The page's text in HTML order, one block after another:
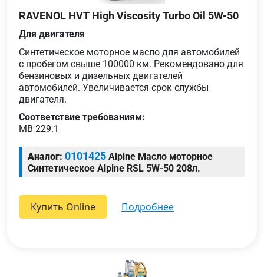
RAVENOL HVT High Viscosity Turbo Oil 5W-50
Для двигателя
Cинтетическое моторное масло для автомобилей
с пробегом свыше 100000 км. Рекомендовано для
бензиновых и дизельных двигателей
автомобилей. Увеличивается срок службы
двигателя.
Соответствие требованиям:
MB 229.1
Аналог: 0101425 Alpine Масло моторное
Синтетическое Alpine RSL 5W-50 208л.
Купить Online подробнее